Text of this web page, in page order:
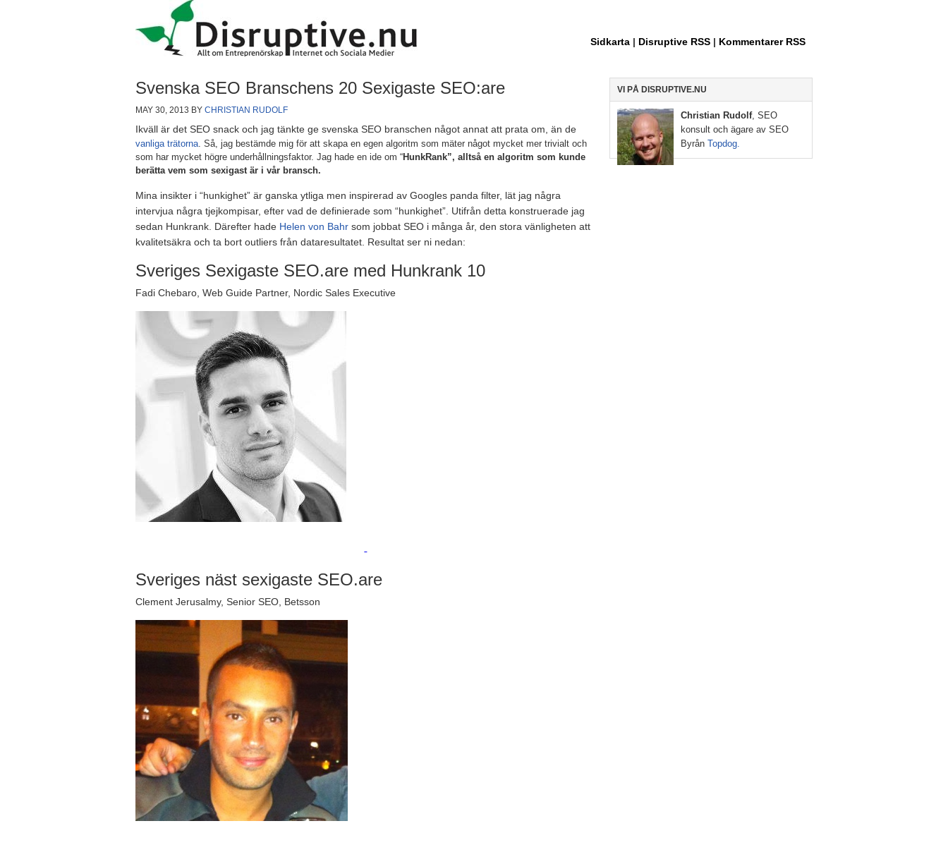
Sidkarta | Disruptive RSS | Kommentarer RSS
Svenska SEO Branschens 20 Sexigaste SEO:are
MAY 30, 2013 BY CHRISTIAN RUDOLF
Ikväll är det SEO snack och jag tänkte ge svenska SEO branschen något annat att prata om, än de
vanliga trätorna. Så, jag bestämde mig för att skapa en egen algoritm som mäter något mycket mer trivialt och
som har mycket högre underhållningsfaktor. Jag hade en ide om “HunkRank”, alltså en algoritm som kunde
berätta vem som sexigast är i vår bransch.
Mina insikter i “hunkighet” är ganska ytliga men inspirerad av Googles panda filter, lät jag några
intervjua några tjejkompisar, efter vad de definierade som “hunkighet”. Utifrån detta konstruerade jag
sedan Hunkrank. Därefter hade Helen von Bahr som jobbat SEO i många år, den stora vänligheten att
kvalitetsäkra och ta bort outliers från dataresultatet. Resultat ser ni nedan:
Sveriges Sexigaste SEO.are med Hunkrank 10
Fadi Chebaro, Web Guide Partner, Nordic Sales Executive
Sveriges näst sexigaste SEO.are
Clement Jerusalmy, Senior SEO, Betsson
VI PÅ DISRUPTIVE.NU
Christian Rudolf, SEO
konsult och ägare av SEO
Byrån Topdog.